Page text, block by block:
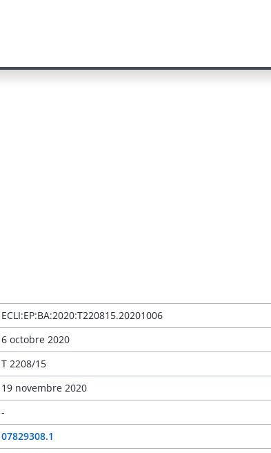
ECLI:EP:BA:2020:T220815.20201006
6 octobre 2020
T 2208/15
19 novembre 2020
-
07829308.1